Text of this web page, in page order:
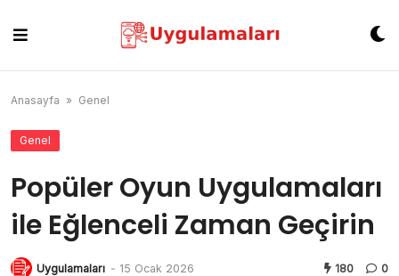
content
Anasayfa » Genel
Genel
Popüler Oyun Uygulamaları
ile Eğlenceli Zaman Geçirin
Uygulamaları - 15 Ocak 2026 180 0